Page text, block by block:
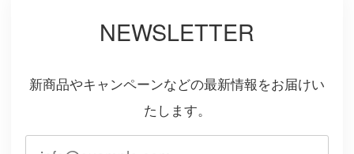
NEWSLETTER
新商品やキャンペーンなどの最新情報をお届けい
たします。